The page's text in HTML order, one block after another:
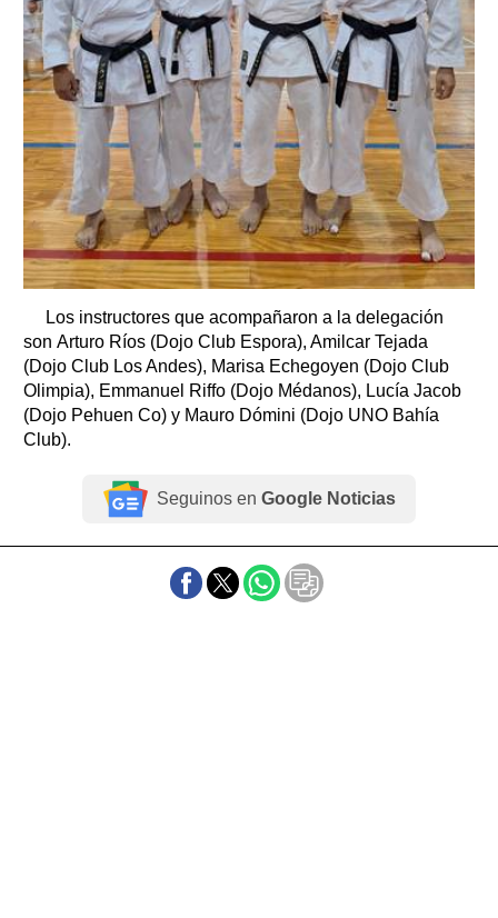
Los instructores que acompañaron a la delegación
son Arturo Ríos (Dojo Club Espora), Amilcar Tejada
(Dojo Club Los Andes), Marisa Echegoyen (Dojo Club
Olimpia), Emmanuel Riffo (Dojo Médanos), Lucía Jacob
(Dojo Pehuen Co) y Mauro Dómini (Dojo UNO Bahía
Club).
Seguinos en Google Noticias